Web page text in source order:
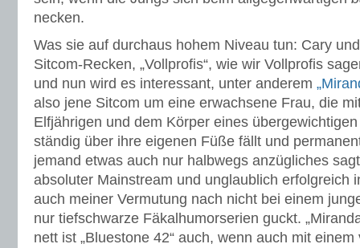
necken.
Was sie auf durchaus hohem Niveau tun: Cary
Sitcom-Recken, „Vollprofis“, wie wir Vollprofis
und nun wird es interessant, unter anderem
also jene Sitcom um eine erwachsene Frau, die
Elfjährigen und dem Körper eines
ständig über ihre eigenen Füße fällt und
jemand etwas auch nur halbwegs anzügliches
absoluter Mainstream und unglaublich erfolgreich
auch meiner Vermutung nach nicht bei einem
nur tiefschwarze Fäkalhumorserien guckt.
nett ist „Bluestone 42“ auch, wenn auch mit